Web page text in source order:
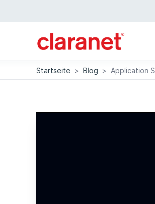
Startseite > Blog > Application